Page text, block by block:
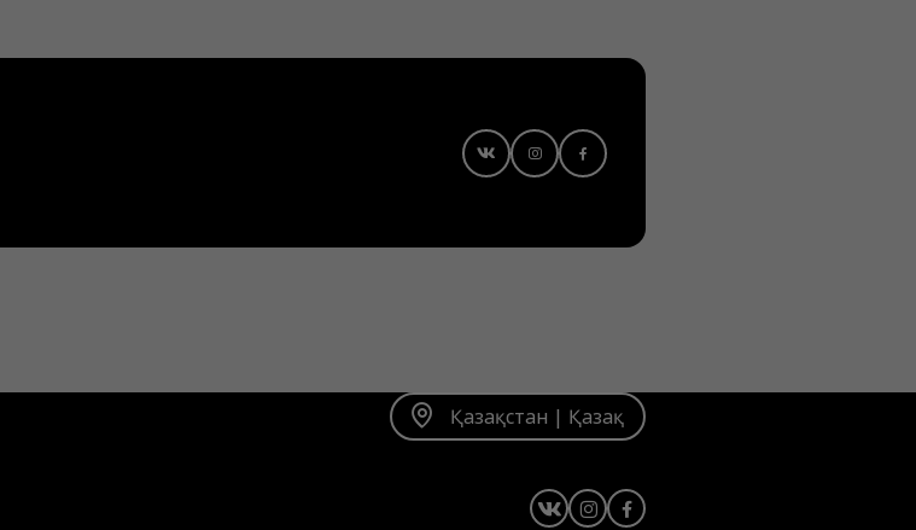
Қазақстан | Қазақ
Instagram
Facebook